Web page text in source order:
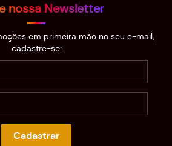
nossa Newsletter
em primeira mão no seu e-mail,
cadastre-se:
Cadastrar